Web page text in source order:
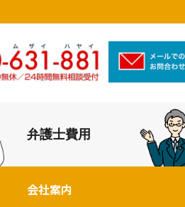
弁護士費用
会社案内